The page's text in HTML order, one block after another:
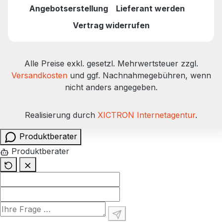
Griffigkeit für eine volle Kontrolle bei filigranen
Angebotserstellung
Lieferant werden
Vertrag widerrufen
Alle Preise exkl. gesetzl. Mehrwertsteuer zzgl.
Versandkostenund ggf. Nachnahmegebühren, wenn
nicht anders angegeben.
Realisierung durch XICTRON Internetagentur.
Produktberater
Produktberater